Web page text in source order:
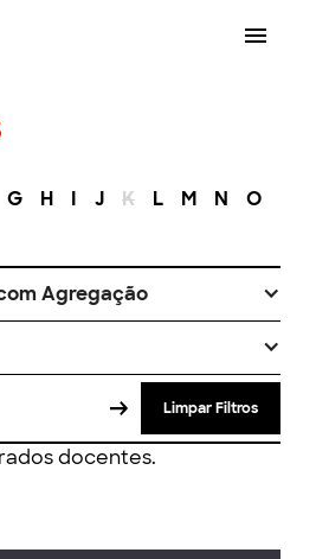
G H I J K L M N O
Agregação
Limpar Filtros
docentes.